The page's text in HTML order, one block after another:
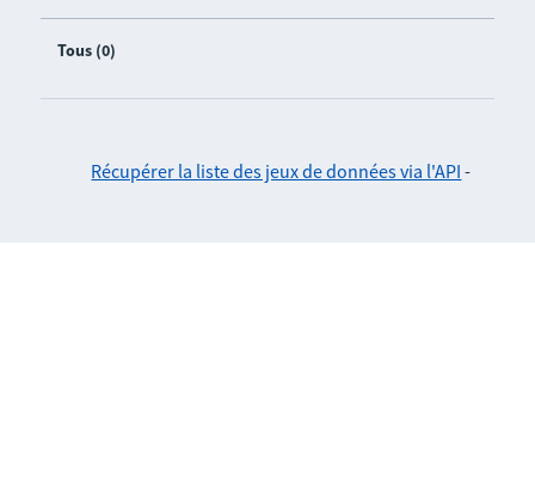
Tous (0)
Récupérer la liste des jeux de données via l'API -